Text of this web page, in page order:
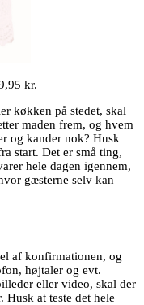
kr.
køkken på stedet, skal
maden frem, og hvem
og kander nok? Husk
start. Det er små ting,
hele dagen igennem,
gæsterne selv kan
af konfirmationen, og
højtaler og evt.
eller video, skal der
at teste det hele